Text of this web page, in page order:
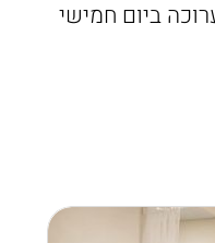
התערוכה ביום חמישי